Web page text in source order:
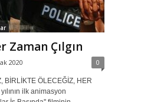
Zaman Çılgın
2020 0
BİRLİKTE ÖLECEĞİZ, HER
ilk animasyon